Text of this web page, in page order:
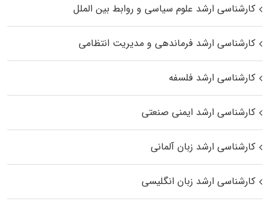
کارشناسی ارشد علوم سیاسی و روابط بین الملل
کارشناسی ارشد فرماندهی و مدیریت انتظامی
کارشناسی ارشد فلسفه
کارشناسی ارشد ایمنی صنعتی
کارشناسی ارشد زبان آلمانی
کارشناسی ارشد زبان انگلیسی